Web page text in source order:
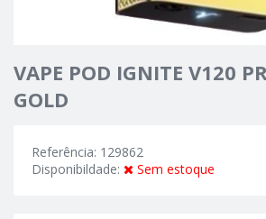
VAPE POD IGNITE V120
GOLD
Referência: 129862
Disponibildade:
Sem estoque